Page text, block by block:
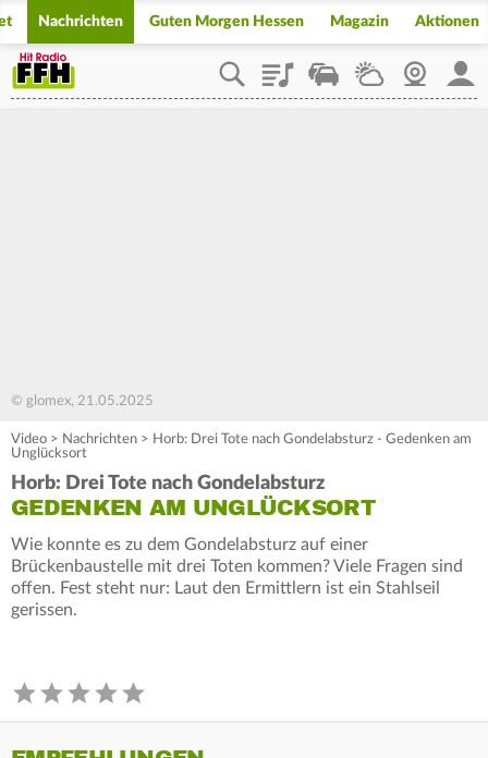
Nachrichten Guten Morgen Hessen Magazin Aktionen
PlaylistStaupilotWetterWebcam
© glomex, 21.05.2025
Video > Nachrichten > Horb: Drei Tote nach Gondelabsturz - Gedenken am
Unglücksort
Horb: Drei Tote nach Gondelabsturz
GEDENKEN AM UNGLÜCKSORT
Wie konnte es zu dem Gondelabsturz auf einer
Brückenbaustelle mit drei Toten kommen? Viele Fragen sind
offen. Fest steht nur: Laut den Ermittlern ist ein Stahlseil
gerissen.